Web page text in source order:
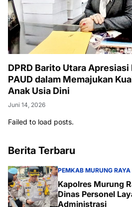
DPRD Barito Utara
PAUD dalam Memajukan
Anak Usia Dini
Juni 14, 2026
Failed to load posts.
Berita Terbaru
PEMKAB MURUNG RAYA
Kapolres Murung
Dinas Personel
Administrasi